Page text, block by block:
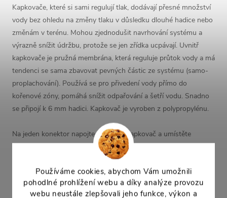
Používáme cookies, abychom Vám umožnili
pohodlné prohlížení webu a díky analýze provozu
webu neustále zlepšovali jeho funkce, výkon a
Kapkovače, které si sami regulují tlak, dodávají přesné množství
vody bez ohledu na změny tlaku v důsledku dlouhé hadice nebo
změnám v terénu. Mohou zjednodušit navrhování systému a
výrazně snížit údržbu, protože se jen zřídka ucpávají. Uvnitř
kapkovače je pružná membrána, která reguluje průtok vody a má
tendenci se sama zbavovat pevných částic ze systému (samo-
proplachování). Používá se pro přivedení vody přímo do
kořenové zóny, pomáhá snížit odpařování a šetří vodu. Snadno
se připojí k 6 mm hadici. Kapkovač je vyroben z polypropylénu.
Na jeden konektor napojte jen jeden kapkovač a umístěte
kapkovač ke kořenům rostliny. Hadičku i kapkovač můžete
zahrnou mulčovací kůrou nebo jiným substrátem.
Kapkovač je vhodný i pro skleníky a může se napojit přímo do